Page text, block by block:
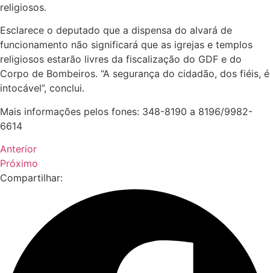
religiosos.
Esclarece o deputado que a dispensa do alvará de
funcionamento não significará que as igrejas e templos
religiosos estarão livres da fiscalização do GDF e do
Corpo de Bombeiros. “A segurança do cidadão, dos fiéis, é
intocável”, conclui.
Mais informações pelos fones: 348-8190 a 8196/9982-
6614
Anterior
Próximo
Compartilhar: